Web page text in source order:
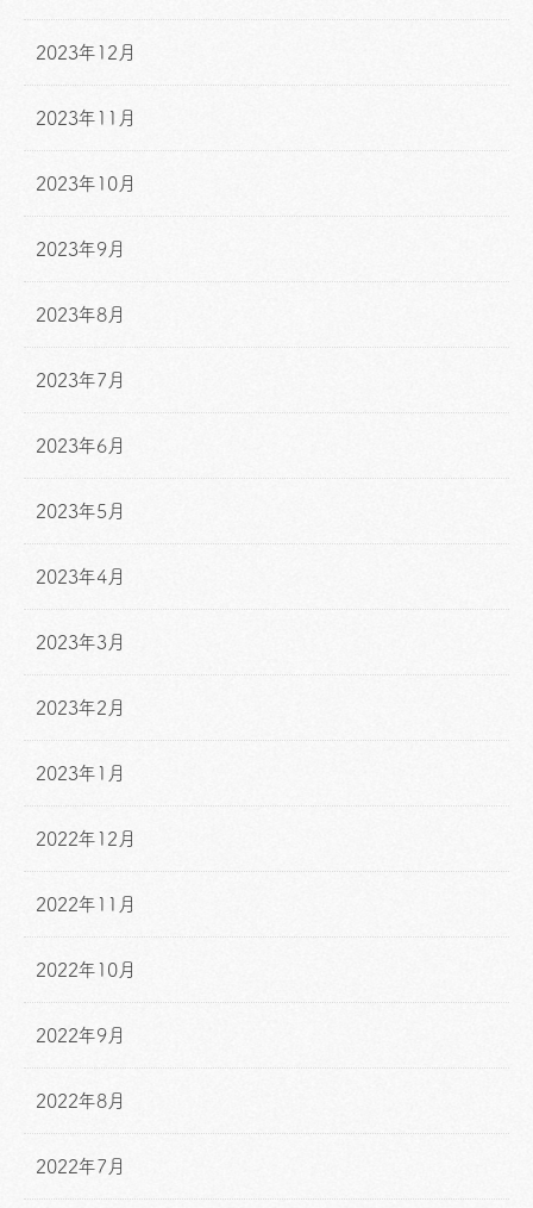
2023年12月
2023年11月
2023年10月
2023年9月
2023年8月
2023年7月
2023年6月
2023年5月
2023年4月
2023年3月
2023年2月
2023年1月
2022年12月
2022年11月
2022年10月
2022年9月
2022年8月
2022年7月